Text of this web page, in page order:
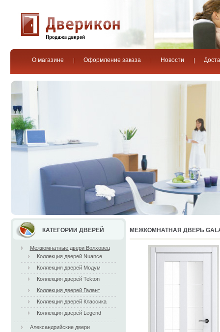
О магазине Оформление заказа Новости
КАТЕГОРИИ ДВЕРЕЙ
Межкомнатные двери Волховец
Коллекция дверей Nuance
Коллекция дверей Модум
Коллекция дверей Tekton
Коллекция дверей Галант
Коллекция дверей Классика
Коллекция дверей Legend
Александрийские двери
МЕЖКОМНАТНАЯ ДВЕРЬ